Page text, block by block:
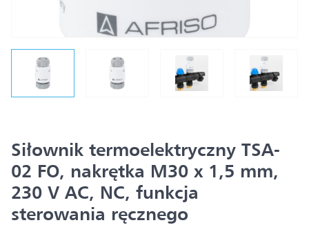
Siłownik termoelektryczny TSA-
02 FO, nakrętka M30 x 1,5 mm,
230 V AC, NC, funkcja
sterowania ręcznego